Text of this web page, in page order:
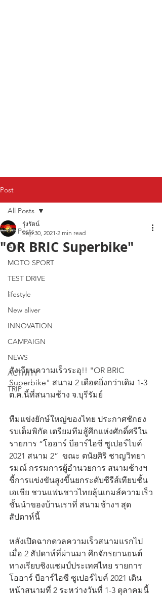
Post
All Posts
ALL
MOTO SPORT
TEST DRIVE
lifestyle
New aliver
INNOVATION
CAMPAIGN
NEWS
ACTIVITY
TRIP
All Posts
"OR BRIC Superbike"
รุ่งรัตน์
Sep 30, 2021 2 min read
สังเวียนความเร็วระอุ!! "OR BRIC
Superbike" สนาม 2 เดือดยิ่งกว่าเดิม 1-3
ต.ค.นี้ที่สนามช้าง จ.บุรีรัมย์
ทีมแข่งยักษ์ใหญ่ของไทย ประกาศชักธง
รบเต็มพิกัด เตรียมทีมสู้ศึกแห่งศักดิ์ศรีใน
รายการ “โออาร์ บีอาร์ไอซี ซูเปอร์ไบค์
2021 สนาม 2”  ขณะ ตนัยศิริ ชาญวิทยา
รมณ์ กรรมการผู้อำนวยการ สนามช้างฯ
ชี้การแข่งขันสูงขึ้นยกระดับซีรีส์เทียบชั้น
เอเชีย ชวนแฟนชาวไทยลุ้นเกมส์ความเร็ว
ชั้นนำของบ้านเราที่ สนามช้างฯ สุด
สัปดาห์นี้
หลังเปิดฉากดวลความเร็วสนามแรกไป
เมื่อ 2 สัปดาห์ที่ผ่านมา ศึกจักรยานยนต์
ทางเรียบชิงแชมป์ประเทศไทย รายการ
โออาร์ บีอาร์ไอซี ซูเปอร์ไบค์ 2021 เดิน
หน้าสนามที่ 2 ระหว่างวันที่ 1-3 ตุลาคมนี้